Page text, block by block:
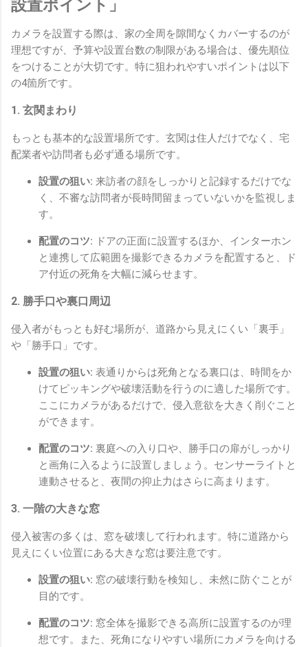
設置ポイント」
カメラを設置する際は、家の全周を隙間なくカバーするのが
理想ですが、予算や設置台数の制限がある場合は、優先順位
をつけることが大切です。特に狙われやすいポイントは以下
の4箇所です。
1. 玄関まわり
もっとも基本的な設置場所です。玄関は住人だけでなく、宅
配業者や訪問者も必ず通る場所です。
設置の狙い: 来訪者の顔をしっかりと記録するだけでな
く、不審な訪問者が長時間留まっていないかを監視しま
す。
配置のコツ: ドアの正面に設置するほか、インターホン
と連携して広範囲を撮影できるカメラを配置すると、ド
ア付近の死角を大幅に減らせます。
2. 勝手口や裏口周辺
侵入者がもっとも好む場所が、道路から見えにくい「裏手」
や「勝手口」です。
設置の狙い: 表通りからは死角となる裏口は、時間をか
けてピッキングや破壊活動を行うのに適した場所です。
ここにカメラがあるだけで、侵入意欲を大きく削ぐこと
ができます。
配置のコツ: 裏庭への入り口や、勝手口の扉がしっかり
と画角に入るように設置しましょう。センサーライトと
連動させると、夜間の抑止力はさらに高まります。
3. 一階の大きな窓
侵入被害の多くは、窓を破壊して行われます。特に道路から
見えにくい位置にある大きな窓は要注意です。
設置の狙い: 窓の破壊行動を検知し、未然に防ぐことが
目的です。
配置のコツ: 窓全体を撮影できる高所に設置するのが理
想です。また、死角になりやすい場所にカメラを向ける